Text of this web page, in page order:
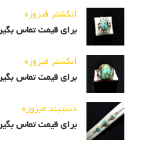
انگشتر فیروزه
برای قیمت تماس
انگشتر فیروزه
برای قیمت تماس
دستبند فیروزه
برای قیمت تماس